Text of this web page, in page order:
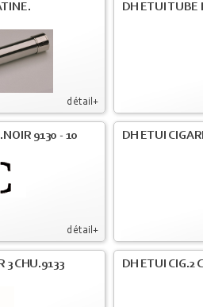
détail+
DH ETUI TUBE
détail+
9130 - 10
DH ETUI
3 CHU.9133 DH ETUI CIG.2